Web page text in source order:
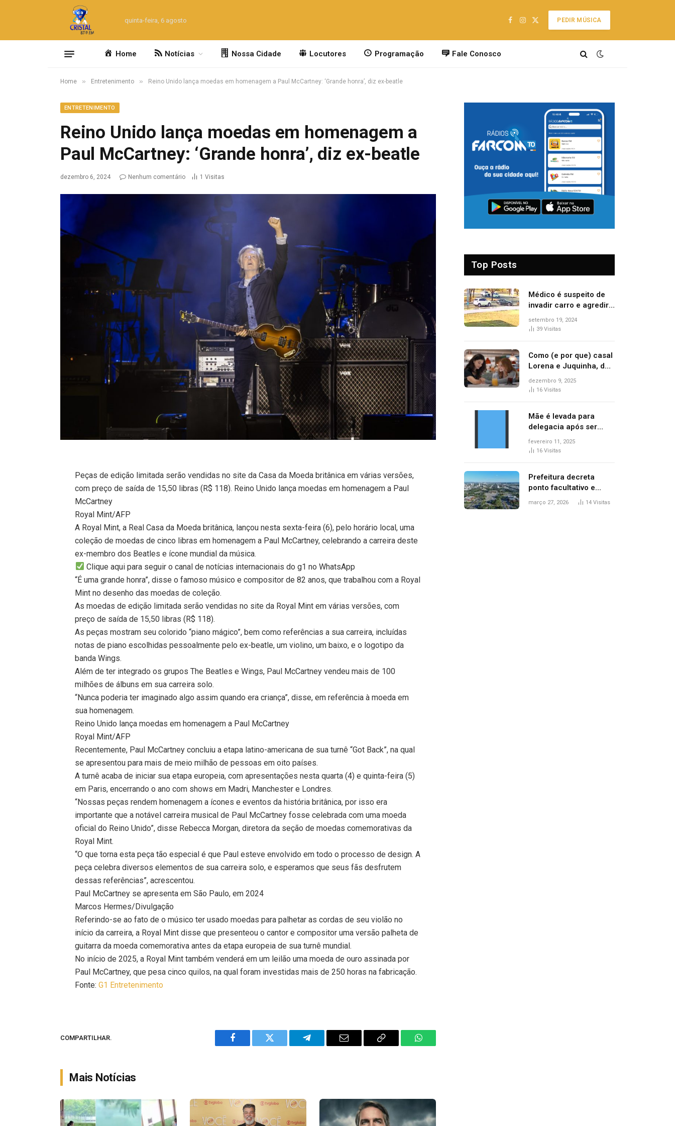
quinta-feira, 6 agosto
Facebook
Instagram
X
PEDIR MÚSICA
Home Notícias Nossa Cidade Locutores Programação Fale Conosco
Home » Entretenimento » Reino Unido lança moedas em homenagem a Paul McCartney: ‘Grande honra’, diz ex-beatle
ENTRETENIMENTO
Reino Unido lança moedas em homenagem a
Paul McCartney: ‘Grande honra’, diz ex-beatle
dezembro 6, 2024 Nenhum comentário 1 Visitas
Peças de edição limitada serão vendidas no site da Casa da Moeda britânica em várias versões,
com preço de saída de 15,50 libras (R$ 118). Reino Unido lança moedas em homenagem a Paul
McCartney
Royal Mint/AFP
A Royal Mint, a Real Casa da Moeda britânica, lançou nesta sexta-feira (6), pelo horário local, uma
coleção de moedas de cinco libras em homenagem a Paul McCartney, celebrando a carreira deste
ex-membro dos Beatles e ícone mundial da música.
Clique aqui para seguir o canal de notícias internacionais do g1 no WhatsApp
“É uma grande honra”, disse o famoso músico e compositor de 82 anos, que trabalhou com a Royal
Mint no desenho das moedas de coleção.
As moedas de edição limitada serão vendidas no site da Royal Mint em várias versões, com
preço de saída de 15,50 libras (R$ 118).
As peças mostram seu colorido “piano mágico”, bem como referências a sua carreira, incluídas
notas de piano escolhidas pessoalmente pelo ex-beatle, um violino, um baixo, e o logotipo da
banda Wings.
Além de ter integrado os grupos The Beatles e Wings, Paul McCartney vendeu mais de 100
milhões de álbuns em sua carreira solo.
“Nunca poderia ter imaginado algo assim quando era criança”, disse, em referência à moeda em
sua homenagem.
Reino Unido lança moedas em homenagem a Paul McCartney
Royal Mint/AFP
Recentemente, Paul McCartney concluiu a etapa latino-americana de sua turnê “Got Back”, na qual
se apresentou para mais de meio milhão de pessoas em oito países.
A turnê acaba de iniciar sua etapa europeia, com apresentações nesta quarta (4) e quinta-feira (5)
em Paris, encerrando o ano com shows em Madri, Manchester e Londres.
“Nossas peças rendem homenagem a ícones e eventos da história britânica, por isso era
importante que a notável carreira musical de Paul McCartney fosse celebrada com uma moeda
oficial do Reino Unido”, disse Rebecca Morgan, diretora da seção de moedas comemorativas da
Royal Mint.
“O que torna esta peça tão especial é que Paul esteve envolvido em todo o processo de design. A
peça celebra diversos elementos de sua carreira solo, e esperamos que seus fãs desfrutem
dessas referências”, acrescentou.
Paul McCartney se apresenta em São Paulo, em 2024
Marcos Hermes/Divulgação
Referindo-se ao fato de o músico ter usado moedas para palhetar as cordas de seu violão no
início da carreira, a Royal Mint disse que presenteou o cantor e compositor uma versão palheta de
guitarra da moeda comemorativa antes da etapa europeia de sua turnê mundial.
No início de 2025, a Royal Mint também venderá em um leilão uma moeda de ouro assinada por
Paul McCartney, que pesa cinco quilos, na qual foram investidas mais de 250 horas na fabricação.
Fonte:G1 Entretenimento
COMPARTILHAR.
Facebook Twitter Telegram Email
Copy
WhatsApp
Mais Notícias
Top Posts
Médico é suspeito de
invadir carro e agredir
delegado aposentado
durante confusão no
setembro 19, 2024
39 Visitas
Como (e por que) casal
Lorena e Juquinha, de
‘Três Graças’, ganhou
repercussão
dezembro 9, 2025
16 Visitas
Mãe é levada para
delegacia após ser
denunciada por maus-
tratos contra dois
fevereiro 11, 2025
16 Visitas
Prefeitura decreta
ponto facultativo e
servidores públicos
março 27, 2026 14 Visitas